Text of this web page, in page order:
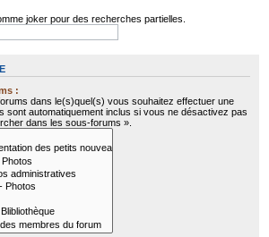
joker pour des recherches partielles.
:
dans le(s)quel(s) vous souhaitez effectuer une
sont automatiquement inclus si vous ne désactivez pas
dans les sous-forums ».